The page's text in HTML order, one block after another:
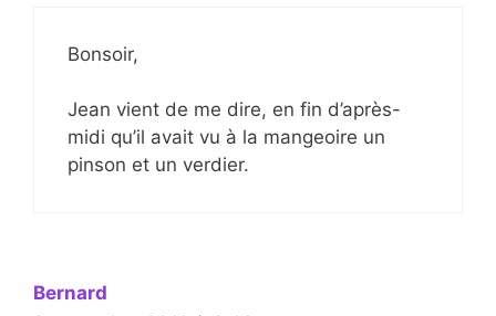
Bonsoir,
Jean vient de me dire, en fin d’après-
midi qu’il avait vu à la mangeoire un
pinson et un verdier.
Bernard